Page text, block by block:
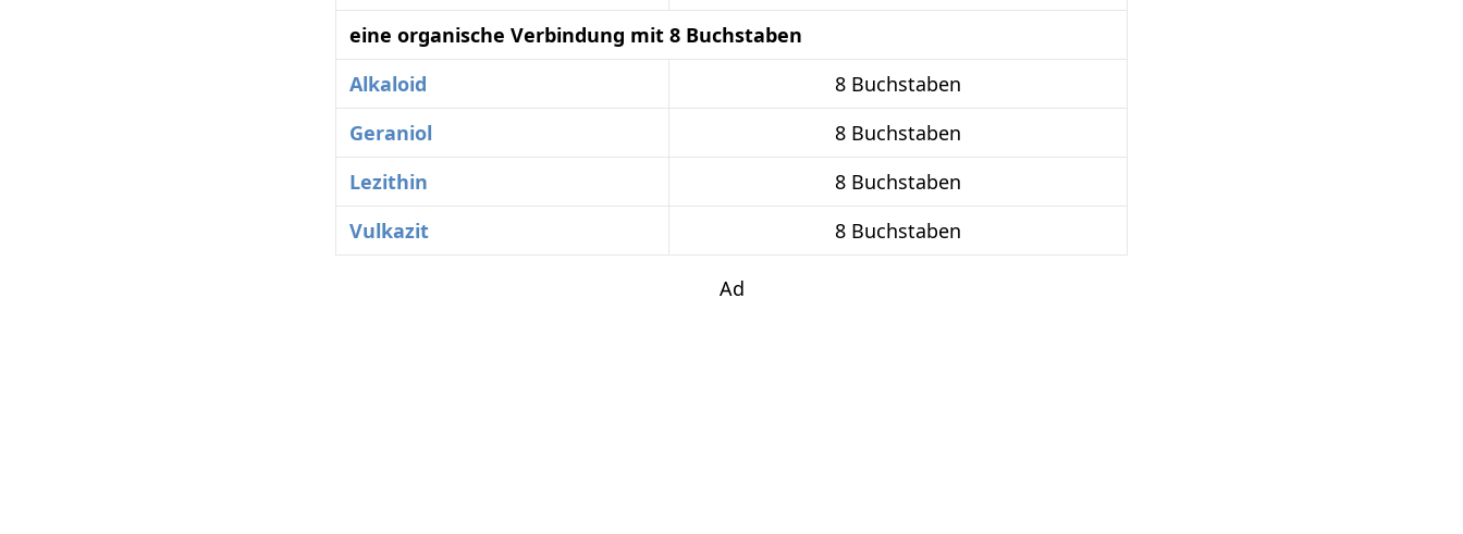
eine organische Verbindung mit 8 Buchstaben
Alkaloid
8 Buchstaben
Geraniol
8 Buchstaben
Lezithin
8 Buchstaben
Vulkazit
8 Buchstaben
Ad